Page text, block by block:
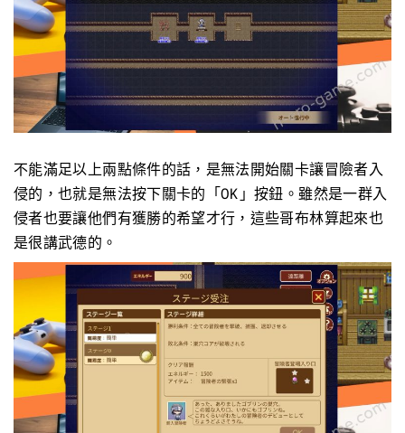
不能滿足以上兩點條件的話，是無法開始關卡讓冒險者入
侵的，也就是無法按下關卡的「OK」按鈕。雖然是一群入
侵者也要讓他們有獲勝的希望才行，這些哥布林算起來也
是很講武德的。